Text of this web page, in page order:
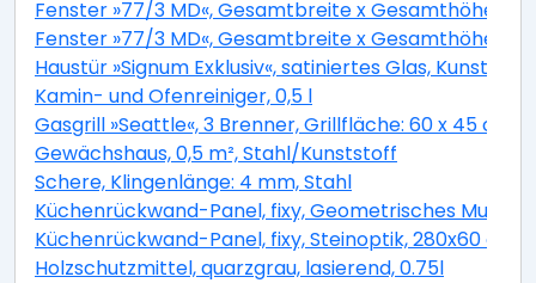
Fenster »77/3 MD«, Gesamtbreite x Gesamthöhe:
Fenster »77/3 MD«, Gesamtbreite x Gesamthöhe:
Haustür »Signum Exklusiv«, satiniertes Glas,
Kamin- und Ofenreiniger, 0,5 l
Gasgrill »Seattle«, 3 Brenner, Grillfläche: 60 x 45 cm,
Gewächshaus, 0,5 m², Stahl/Kunststoff
Schere, Klingenlänge: 4 mm, Stahl
Küchenrückwand-Panel, fixy, Geometrisches
Küchenrückwand-Panel, fixy, Steinoptik, 280x60 cm
Holzschutzmittel, quarzgrau, lasierend, 0.75l